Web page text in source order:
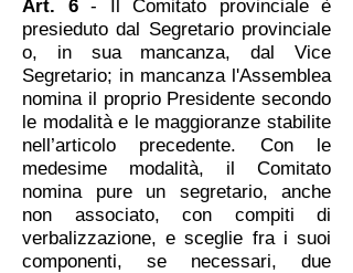
Art. 6- Il Comitato provinciale è
presieduto dal Segretario provinciale
o, in sua mancanza, dal Vice
Segretario; in mancanza l'Assemblea
nomina il proprio Presidente secondo
le modalità e le maggioranze stabilite
nell’articolo precedente. Con le
medesime modalità, il Comitato
nomina pure un segretario, anche
non associato, con compiti di
verbalizzazione, e sceglie fra i suoi
componenti, se necessari, due